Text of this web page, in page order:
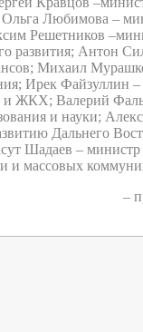
Любимова –
Решетников
развития; Антон
Михаил
Ирек Файзуллин
и ЖКХ; Валерий
и науки;
Дальнего
Шадаев –
и массовых
–